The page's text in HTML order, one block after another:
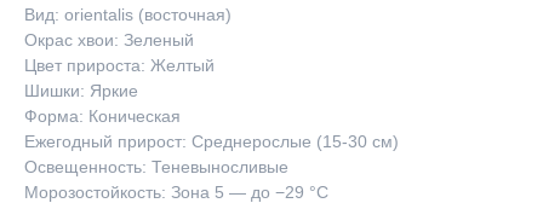
Вид: orientalis (восточная)
Окрас хвои: Зеленый
Цвет прироста: Желтый
Шишки: Яркие
Форма: Коническая
Ежегодный прирост: Среднерослые (15-30 см)
Освещенность: Теневыносливые
Морозостойкость: Зона 5 — до −29 °C